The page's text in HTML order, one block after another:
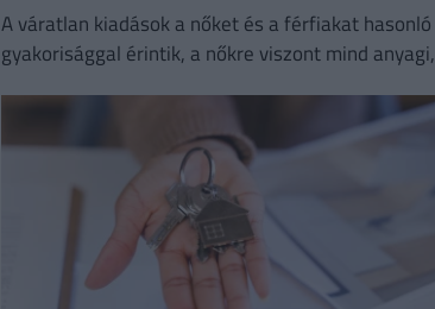
A váratlan kiadások a nőket és a férfiakat hasonló
gyakorisággal érintik, a nőkre viszont mind anyagi,